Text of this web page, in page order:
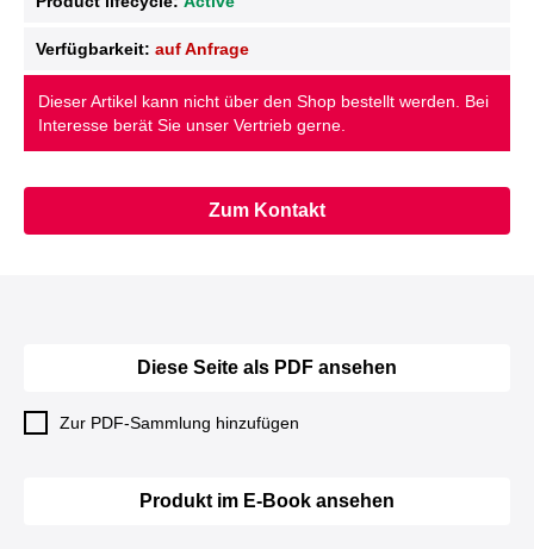
Verfügbarkeit: auf Anfrage
Dieser Artikel kann nicht über den Shop bestellt werden. Bei
Interesse berät Sie unser Vertrieb gerne.
Zum Kontakt
Diese Seite als PDF ansehen
Zur PDF-Sammlung hinzufügen
Produkt im E-Book ansehen